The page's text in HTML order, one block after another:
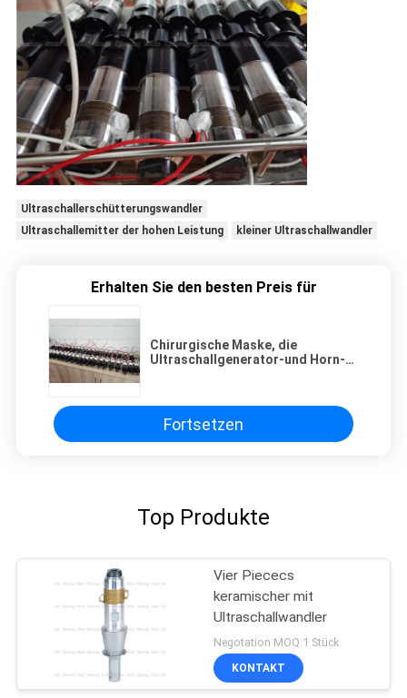
Ultraschallerschütterungswandler
Ultraschallemitter der hohen Leistung
kleiner Ultraschallwandler
Erhalten Sie den besten Preis für
Chirurgische Maske, die
Ultraschallgenerator-und Horn-
Fortsetzen
Top Produkte
Vier Piececs
keramischer mit
Ultraschallwandler
Negotation MOQ:1 Stück
KONTAKT